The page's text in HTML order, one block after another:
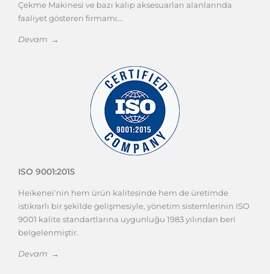
faaliyet gösteren firmamı...
istikrarlı bir şekilde gelişmesiyle, yönetim sistemlerinin ISO
9001 kalite standartlarına uygunluğu 1983 yılından beri
belgelenmiştir.